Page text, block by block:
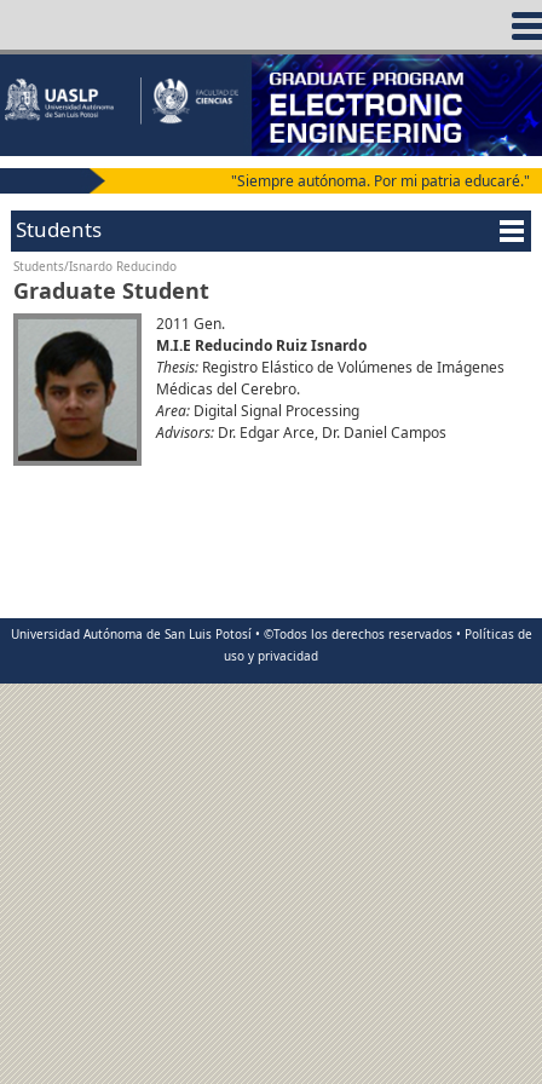
"Siempre autónoma. Por mi patria educaré."
Students
Students/Isnardo Reducindo
Graduate Student
2011 Gen.
M.I.E Reducindo Ruiz Isnardo
Thesis:Registro Elástico de Volúmenes de Imágenes
Médicas del Cerebro.
Area:Digital Signal Processing
Advisors: Dr. Edgar Arce, Dr. Daniel Campos
Universidad Autónoma de San Luis Potosí • ©Todos los derechos reservados • Políticas de
uso y privacidad